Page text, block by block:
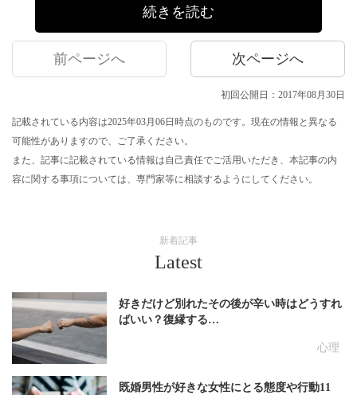
続きを読む
前ページへ 次ページへ
初回公開日：2017年08月30日
記載されている内容は2025年03月06日時点のものです。現在の情報と異なる
可能性がありますので、ご了承ください。
また、記事に記載されている情報は自己責任でご活用いただき、本記事の内
容に関する事項については、専門家等に相談するようにしてください。
新着記事
Latest
心理
好きだけど別れたその後が辛い時はどうすれ
ばいい？復縁する…
既婚男性が好きな女性にとる態度や行動11